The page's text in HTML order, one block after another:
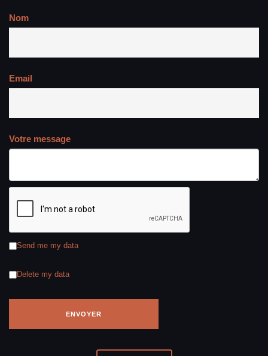
Nom
Email
Votre message
Send me my data
Delete my data